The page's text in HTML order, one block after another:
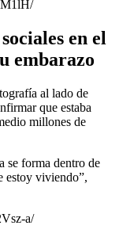
en el
embarazo
al lado de
que estaba
millones de
se forma dentro de
estoy viviendo”,
a/